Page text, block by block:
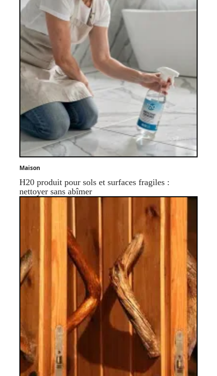
Maison
H20 produit pour sols et surfaces fragiles :
nettoyer sans abîmer